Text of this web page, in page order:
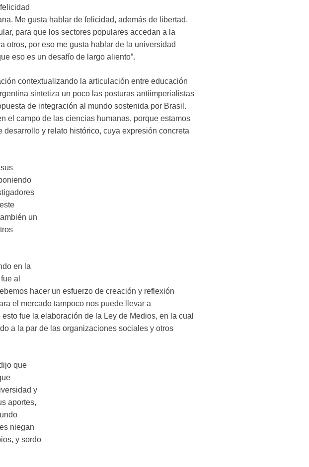
Me gusta hablar de felicidad, además de libertad,
para que los sectores populares accedan a la
otros, por eso me gusta hablar de la universidad
eso es un desafío de largo aliento”.
contextualizando la articulación entre educación
sintetiza un poco las posturas antiimperialistas
de integración al mundo sostenida por Brasil.
el campo de las ciencias humanas, porque estamos
y relato histórico, cuya expresión concreta
un
en la
al
hacer un esfuerzo de creación y reflexión
el mercado tampoco nos puede llevar a
fue la elaboración de la Ley de Medios, en la cual
a la par de las organizaciones sociales y otros
que
y
aportes,
niegan
y sordo